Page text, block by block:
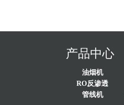
产品中心
油烟机
RO反渗透
管线机